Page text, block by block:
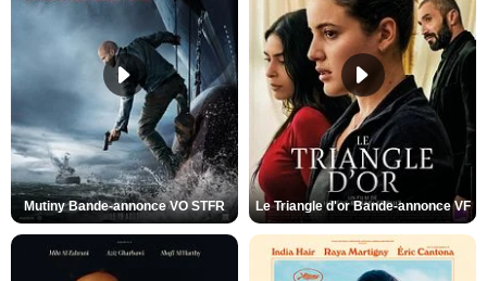
Mutiny Bande-annonce VO STFR Le Triangle d'or Bande-annonce VF